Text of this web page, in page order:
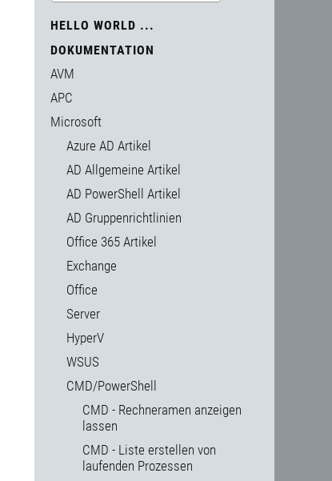
HELLO WORLD ...
DOKUMENTATION
AVM
APC
Microsoft
Azure AD Artikel
AD Allgemeine Artikel
AD PowerShell Artikel
AD Gruppenrichtlinien
Office 365 Artikel
Exchange
Office
Server
HyperV
WSUS
CMD/PowerShell
CMD - Rechneramen anzeigen
lassen
CMD - Liste erstellen von
laufenden Prozessen